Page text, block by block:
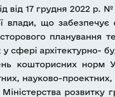
від 17 грудня 2022
влади, що
планування
у сфері архітектурно-
кошторисних норм
науково-